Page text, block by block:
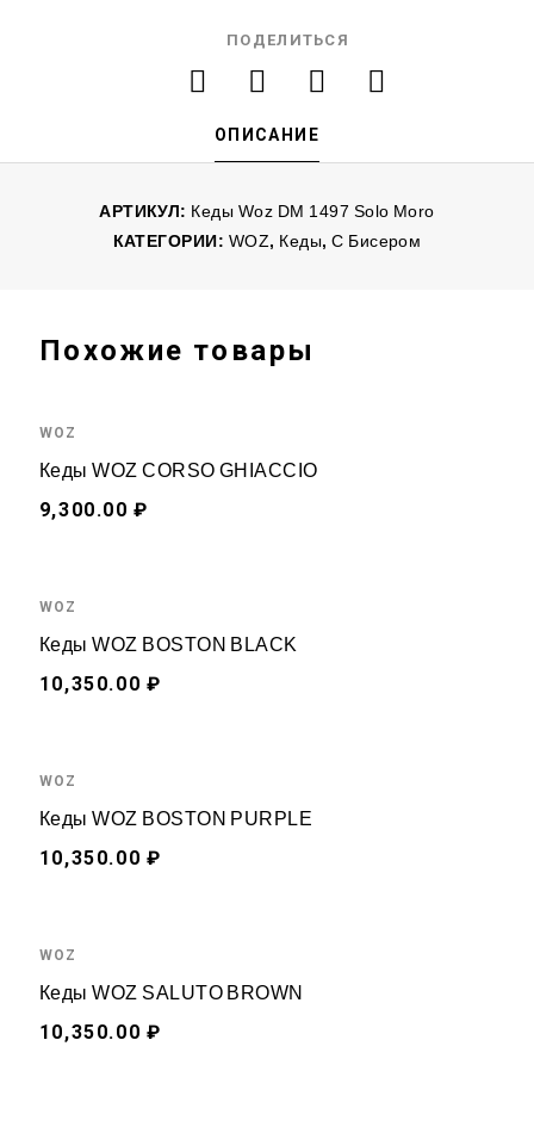
ПОДЕЛИТЬСЯ
ОПИСАНИЕ
АРТИКУЛ: Кеды Woz DM 1497 Solo Moro
КАТЕГОРИИ: WOZ, Кеды,С Бисером
Похожие товары
WOZ
Кеды WOZ CORSO GHIACCIO
9,300.00 ₽
WOZ
Кеды WOZ BOSTON BLACK
10,350.00 ₽
WOZ
Кеды WOZ BOSTON PURPLE
10,350.00 ₽
WOZ
Кеды WOZ SALUTO BROWN
10,350.00 ₽